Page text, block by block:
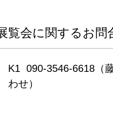
覧会に関するお問
K1  090-3546-6618（
わせ）